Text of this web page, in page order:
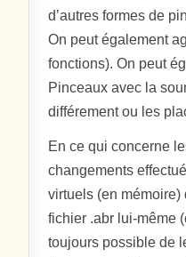
d’autres formes de
On peut également
fonctions). On peut
Pinceaux avec la
différement ou les
En ce qui concerne
changements
virtuels (en mémoire)
fichier .abr lui-même
toujours possible de